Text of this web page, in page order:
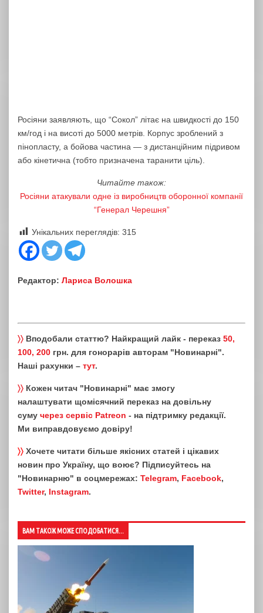
Росіяни заявляють, що “Сокол” літає на швидкості до 150
км/год і на висоті до 5000 метрів. Корпус зроблений з
пінопласту, а бойова частина — з дистанційним підривом
або кінетична (тобто призначена таранити ціль).
Читайте також:
Росіяни атакували одне із виробництв оборонної компанії
“Генерал Черешня”
Унікальних переглядів: 315
Редактор: Лариса Волошка
〉〉 Вподобали статтю? Найкращий лайк - переказ 50,
100, 200 грн. для гонорарів авторам "Новинарні".
Наші рахунки – тут.
〉〉 Кожен читач "Новинарні" має змогу
налаштувати щомісячний переказ на довільну
суму через сервіс Patreon - на підтримку редакції.
Ми виправдовуємо довіру!
〉〉 Хочете читати більше якісних статей і цікавих
новин про Україну, що воює? Підписуйтесь на
"Новинарню" в соцмережах: Telegram, Facebook,
Twitter, Instagram.
ВАМ ТАКОЖ МОЖЕ СПОДОБАТИСЯ...